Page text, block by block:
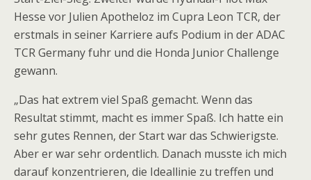
Hesse vor Julien Apotheloz im Cupra Leon TCR, der
erstmals in seiner Karriere aufs Podium in der ADAC
TCR Germany fuhr und die Honda Junior Challenge
gewann.
„Das hat extrem viel Spaß gemacht. Wenn das
Resultat stimmt, macht es immer Spaß. Ich hatte ein
sehr gutes Rennen, der Start war das Schwierigste.
Aber er war sehr ordentlich. Danach musste ich mich
darauf konzentrieren, die Ideallinie zu treffen und